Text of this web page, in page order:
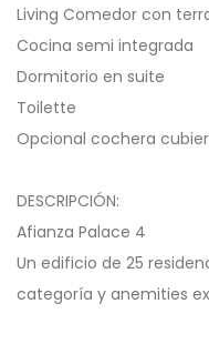
️Living Comedor con
️Cocina semi integrada
️Dormitorio en suite
Toilette
Opcional cochera
️DESCRIPCIÓN:
Afianza Palace 4
️Un edificio de 25
categoría y anemities